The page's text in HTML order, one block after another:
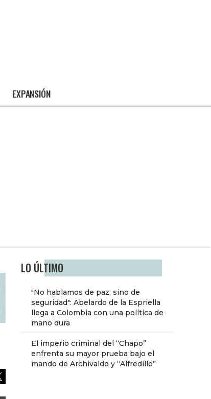
EXPANSIÓN
LO ÚLTIMO
"No hablamos de paz, sino de
seguridad": Abelardo de la Espriella
llega a Colombia con una política de
mano dura
El imperio criminal del “Chapo”
enfrenta su mayor prueba bajo el
mando de Archivaldo y “Alfredillo”